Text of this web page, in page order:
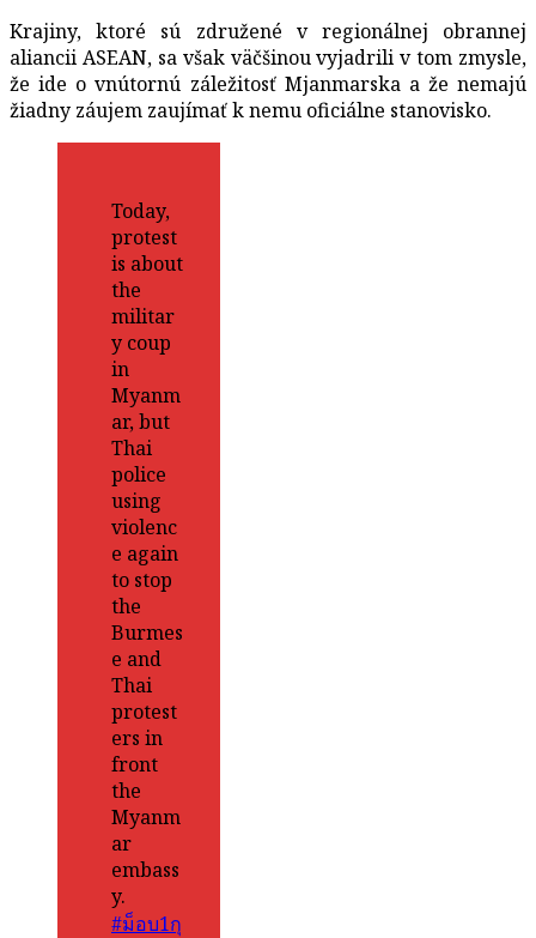
Krajiny, ktoré sú združené v regionálnej obrannej
aliancii ASEAN, sa však väčšinou vyjadrili v tom zmysle,
že ide o vnútornú záležitosť Mjanmarska a že nemajú
žiadny záujem zaujímať k nemu oficiálne stanovisko.
Today,
protest
is about
the
militar
y coup
in
Myanm
ar, but
Thai
police
using
violenc
e again
to stop
the
Burmes
e and
Thai
protest
ers in
front
the
Myanm
ar
embass
y.
#ม็อบ1กุ